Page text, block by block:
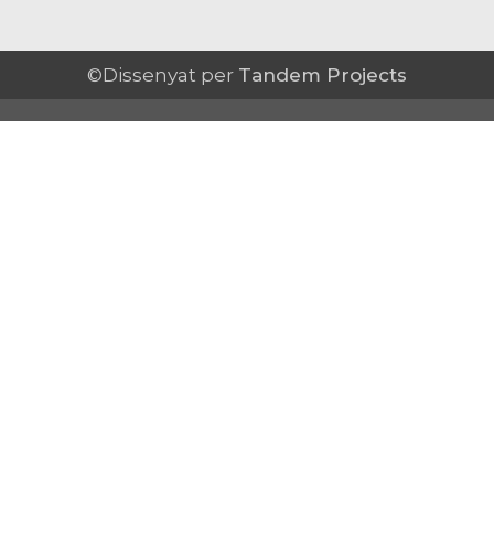
©Dissenyat per Tandem Projects